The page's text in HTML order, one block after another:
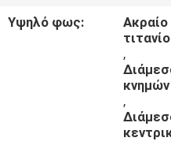
ΖΗΤΉΣΤΕ
ΑΠΌΣΠΑΣΜΑ
Υψηλό φως:
,
κνημών
,